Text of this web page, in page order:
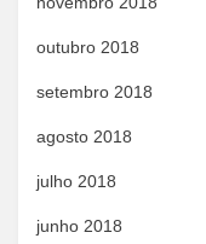
outubro 2018
setembro 2018
agosto 2018
julho 2018
junho 2018